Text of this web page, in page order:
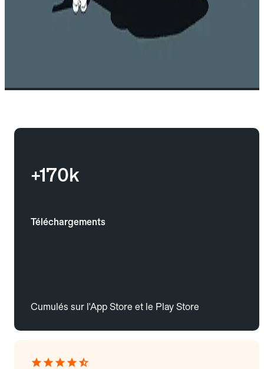
+170k
Téléchargements
Cumulés sur l'App Store et le Play Store